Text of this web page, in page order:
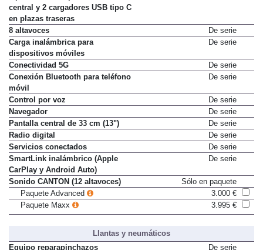
2 puertos USB tipo C en consola
central y 2 cargadores USB tipo C
en plazas traseras
8 altavoces
De serie
Carga inalámbrica para
dispositivos móviles
Conectividad 5G
De serie
Conexión Bluetooth para teléfono
móvil
Control por voz
De serie
Navegador
De serie
Pantalla central de 33 cm (13")
De serie
Radio digital
De serie
Servicios conectados
De serie
SmartLink inalámbrico (Apple
CarPlay y Android Auto)
Sonido CANTON (12 altavoces)
Sólo en paquete
Paquete Advanced
3.000 €
Paquete Maxx
3.995 €
Llantas y neumáticos